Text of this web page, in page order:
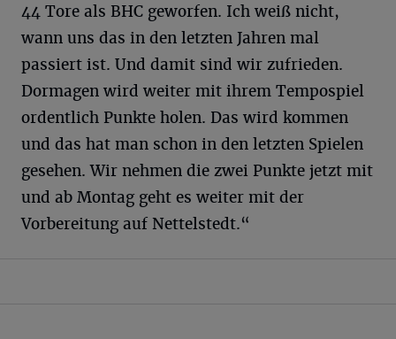
44 Tore als BHC geworfen. Ich weiß nicht,
wann uns das in den letzten Jahren mal
passiert ist. Und damit sind wir zufrieden.
Dormagen wird weiter mit ihrem Tempospiel
ordentlich Punkte holen. Das wird kommen
und das hat man schon in den letzten Spielen
gesehen. Wir nehmen die zwei Punkte jetzt mit
und ab Montag geht es weiter mit der
Vorbereitung auf Nettelstedt.“